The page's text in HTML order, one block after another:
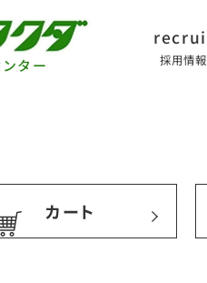
ター 採用情報
カート